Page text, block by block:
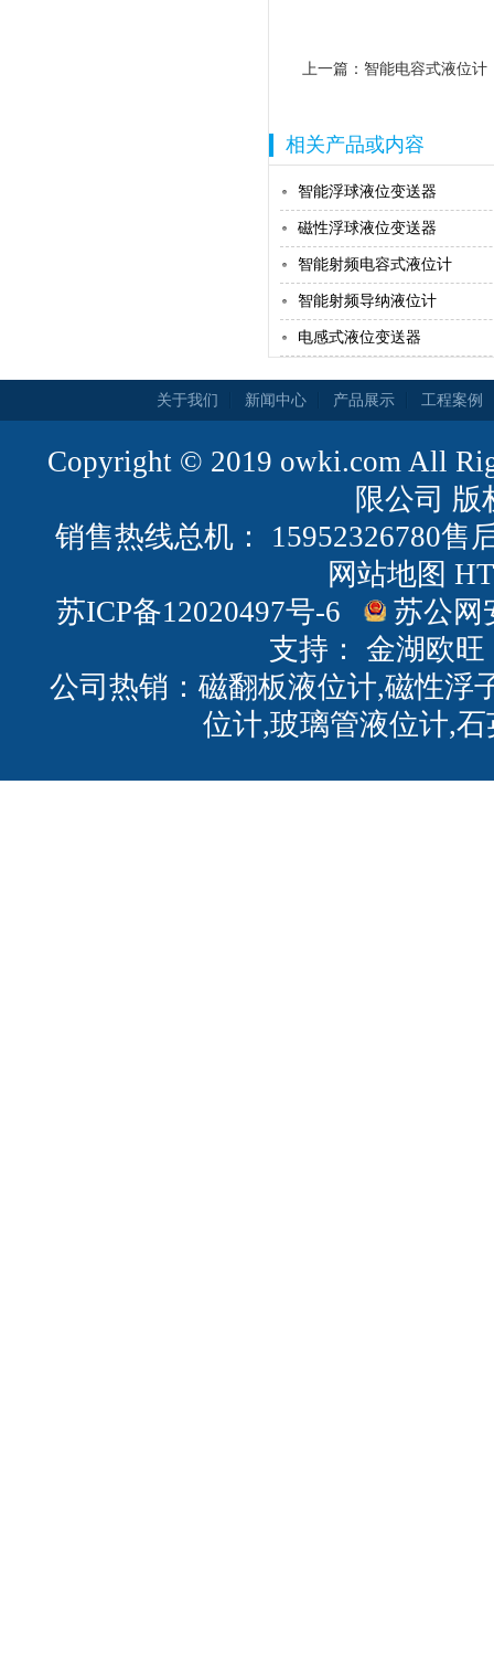
上一篇： 智能电容式液位计
相关产品或内容
智能浮球液位变送器
磁性浮球液位变送器
智能射频电容式液位计
智能射频导纳液位计
电感式液位变送器
关于我们 新闻中心 产品展示 工程案例
Copyright © 2019 owki.com All
限公司 版
销售热线总机： 15952326780售
网站地图
苏ICP备12020497号-6
苏公网
支持： 金湖欧旺
公司热销：磁翻板液位计,磁性浮
位计,玻璃管液位计,